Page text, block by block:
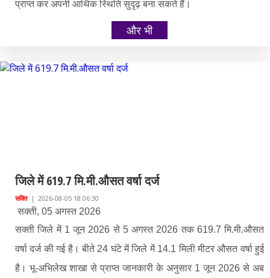
प्राप्त कर अपनी आर्थिक स्थिति सुदृढ़ बना सकते हैं।
और भी
जिले में 619.7 मि.मी.औसत वर्षा दर्ज
सक्ति| 2026-08-05 18:06:30
सक्ती, 05 अगस्त 2026
सक्ती जिले में 1 जून 2026 से 5 अगस्त 2026 तक 619.7 मि.मी.औसत
वर्षा दर्ज की गई है। बीते 24 घंटे में जिले में 14.1 मिली मीटर औसत वर्षा हुई
है। भू-अभिलेख शाखा से प्राप्त जानकारी के अनुसार 1 जून 2026 से अब